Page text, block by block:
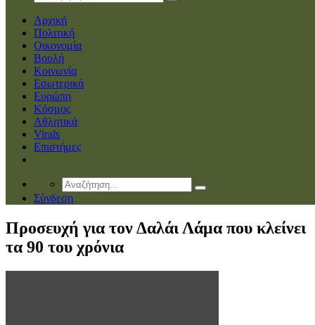
Αρχική
Πολιτική
Οικονομία
Βουλή
Κοινωνία
Εσωτερικά
Ευρώπη
Κόσμος
Αθλητικά
Virals
Επιστήμες
Σύνδεση
Προσευχή για τον Δαλάι Λάμα που κλείνει
τα 90 του χρόνια